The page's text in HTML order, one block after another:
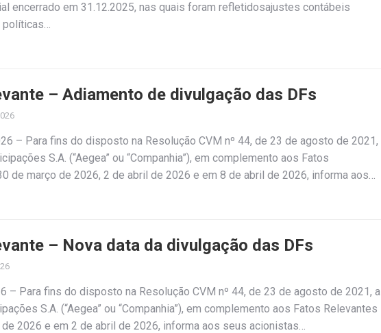
encerrado em 31.12.2025, nas quais foram refletidosajustes contábeis
políticas…
– Adiamento de divulgação das DFs
– Para fins do disposto na Resolução CVM nº 44, de 23 de agosto de 2021,
S.A. (“Aegea” ou “Companhia”), em complemento aos Fatos
de março de 2026, 2 de abril de 2026 e em 8 de abril de 2026, informa aos…
– Nova data da divulgação das DFs
– Para fins do disposto na Resolução CVM nº 44, de 23 de agosto de 2021, a
S.A. (“Aegea” ou “Companhia”), em complemento aos Fatos Relevantes
2026 e em 2 de abril de 2026, informa aos seus acionistas…